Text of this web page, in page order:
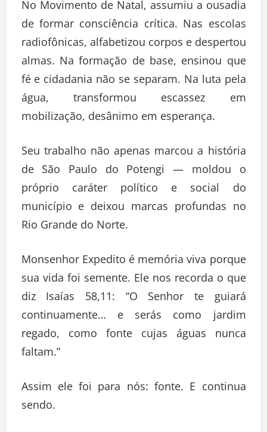
No Movimento de Natal, assumiu a ousadia
de formar consciência crítica. Nas escolas
radiofônicas, alfabetizou corpos e despertou
almas. Na formação de base, ensinou que
fé e cidadania não se separam. Na luta pela
água, transformou escassez em
mobilização, desânimo em esperança.
Seu trabalho não apenas marcou a história
de São Paulo do Potengi — moldou o
próprio caráter político e social do
município e deixou marcas profundas no
Rio Grande do Norte.
Monsenhor Expedito é memória viva porque
sua vida foi semente. Ele nos recorda o que
diz Isaías 58,11: “O Senhor te guiará
continuamente… e serás como jardim
regado, como fonte cujas águas nunca
faltam.”
Assim ele foi para nós: fonte. E continua
sendo.